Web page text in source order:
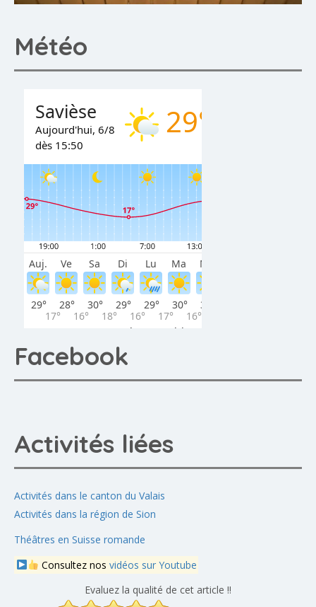
Météo
Facebook
Activités liées
Activités dans le canton du Valais
Activités dans la région de Sion
Théâtres en Suisse romande
Consultez nos vidéos sur Youtube
Evaluez la qualité de cet article !!